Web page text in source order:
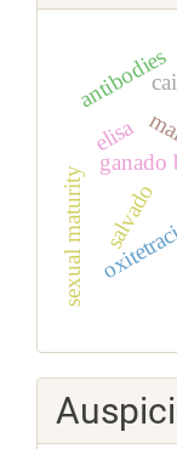
ganado
sexual maturity salvado
elisa
antibodies